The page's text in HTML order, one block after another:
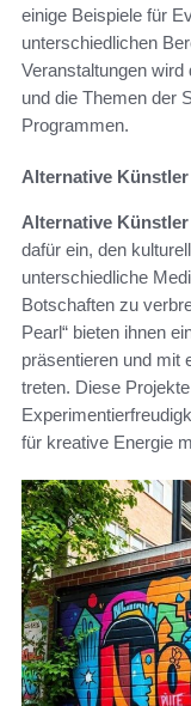
einige Beispiele für
unterschiedlichen
Veranstaltungen
und die Themen der
Programmen.
Alternative
Alternative
dafür ein, den
unterschiedliche
Botschaften zu
Pearl“ bieten ihnen
präsentieren und mit
treten. Diese
für kreative Energie